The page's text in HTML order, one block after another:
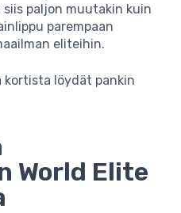
paljon muutakin kuin
parempaan
eliteihin.
löydät pankin
World Elite